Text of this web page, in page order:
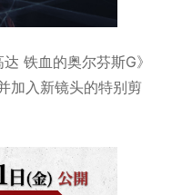
铁血的奥尔芬斯G》
加入新镜头的特别剪